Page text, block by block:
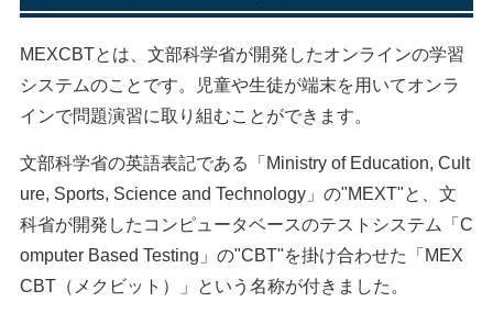
MEXCBTとは、文部科学省が開発したオンラインの学習
システムのことです。児童や生徒が端末を用いてオンラ
インで問題演習に取り組むことができます。
文部科学省の英語表記である「Ministry of Education, Cult
ure, Sports, Science and Technology」の"MEXT"と、文
科省が開発したコンピュータベースのテストシステム「C
omputer Based Testing」の"CBT"を掛け合わせた「MEX
CBT（メクビット）」という名称が付きました。